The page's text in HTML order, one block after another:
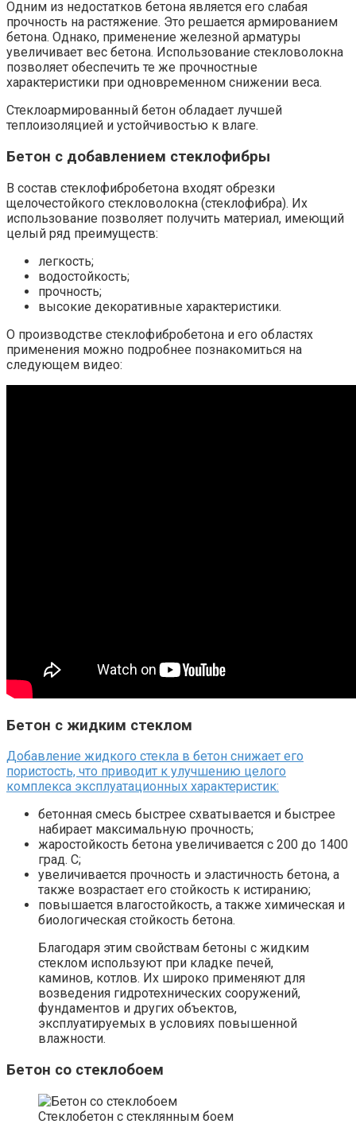
Одним из недостатков бетона является его слабая
прочность на растяжение. Это решается армированием
бетона. Однако, применение железной арматуры
увеличивает вес бетона. Использование стекловолокна
позволяет обеспечить те же прочностные
характеристики при одновременном снижении веса.
Стеклоармированный бетон обладает лучшей
теплоизоляцией и устойчивостью к влаге.
Бетон с добавлением стеклофибры
В состав стеклофибробетона входят обрезки
щелочестойкого стекловолокна (стеклофибра). Их
использование позволяет получить материал, имеющий
целый ряд преимуществ:
легкость;
водостойкость;
прочность;
высокие декоративные характеристики.
О производстве стеклофибробетона и его областях
применения можно подробнее познакомиться на
следующем видео:
Бетон с жидким стеклом
Добавление жидкого стекла в бетон снижает его
пористость, что приводит к улучшению целого
комплекса эксплуатационных характеристик:
бетонная смесь быстрее схватывается и быстрее
набирает максимальную прочность;
жаростойкость бетона увеличивается с 200 до 1400
град. С;
увеличивается прочность и эластичность бетона, а
также возрастает его стойкость к истиранию;
повышается влагостойкость, а также химическая и
биологическая стойкость бетона.
Благодаря этим свойствам бетоны с жидким
стеклом используют при кладке печей,
каминов, котлов. Их широко применяют для
возведения гидротехнических сооружений,
фундаментов и других объектов,
эксплуатируемых в условиях повышенной
влажности.
Бетон со стеклобоем
Стеклобетон с стеклянным боем